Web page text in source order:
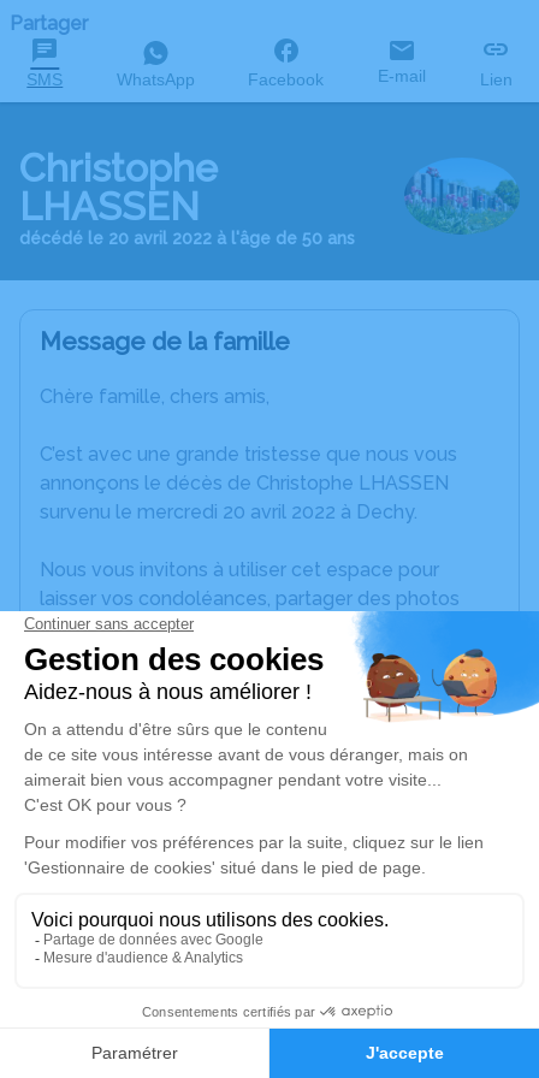
Faire-part Hommages
Partager
SMS WhatsApp Facebook E-mail Lien
Christophe
LHASSEN
décédé le 20 avril 2022 à l'âge de 50 ans
Message de la famille
Chère famille, chers amis,
C’est avec une grande tristesse que nous vous
annonçons le décès de Christophe LHASSEN
survenu le mercredi 20 avril 2022 à Dechy.
Nous vous invitons à utiliser cet espace pour
laisser vos condoléances, partager des photos
souvenirs, une anecdote ou exprimer vos pensées
à travers des poèmes ou des textes. Cet endroit
est un lieu d'expression dédié à honorer la
Un service de plantation d’arbre hommage est
disponible ici.
Je rends hommage
Cérémonie civile
lundi 25 avril 2022 à 15h15
Rue du docteur Laennec
62110 Hénin-Beaumont